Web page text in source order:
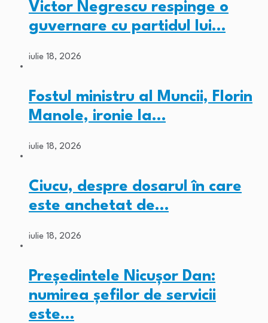
Victor Negrescu respinge o
guvernare cu partidul lui…
iulie 18, 2026
Fostul ministru al Muncii, Florin
Manole, ironie la…
iulie 18, 2026
Ciucu, despre dosarul în care
este anchetat de…
iulie 18, 2026
Președintele Nicușor Dan:
numirea șefilor de servicii
este…